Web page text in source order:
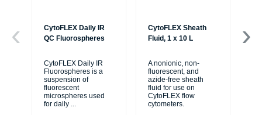
CytoFLEX Daily IR
QC Fluorospheres
CytoFLEX Daily IR
Fluorospheres is a
suspension of
fluorescent
microspheres used
for daily
CytoFLEX Sheath
Fluid, 1 x 10 L
A nonionic, non-
fluorescent, and
azide-free sheath
fluid for use on
CytoFLEX flow
cytometers.